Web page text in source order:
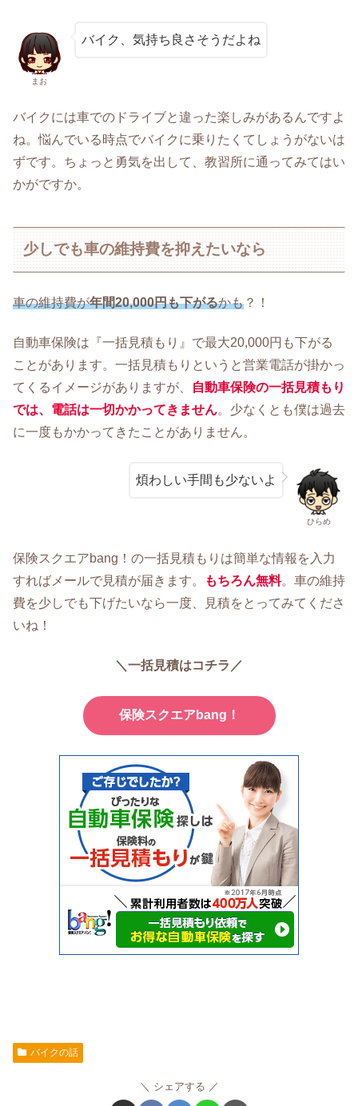
まお
バイク、気持ち良さそうだよね
バイクには車でのドライブと違った楽しみがあるんですよ
ね。悩んでいる時点でバイクに乗りたくてしょうがないは
ずです。ちょっと勇気を出して、教習所に通ってみてはい
かがですか。
少しでも車の維持費を抑えたいなら
車の維持費が年間20,000円も下がるかも ？！
自動車保険は『一括見積もり』で最大20,000円も下がる
ことがあります。一括見積もりというと営業電話が掛かっ
てくるイメージがありますが、
自動車保険の一括見積もり
では、電話は一切かかってきません。少なくとも僕は過去
に一度もかかってきたことがありません。
ひらめ
煩わしい手間も少ないよ
保険スクエアbang！の一括見積もりは簡単な情報を入力
すればメールで見積が届きます。
もちろん無料。車の維持
費を少しでも下げたいなら一度、見積をとってみてくださ
いね！
＼一括見積はコチラ／
保険スクエアbang！
バイクの話
シェアする